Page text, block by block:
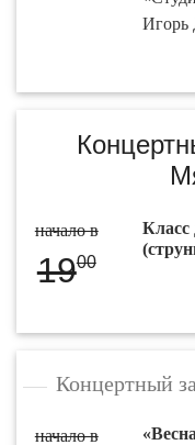
Игорь
начало в
1900
Класс
Концертный
начало в